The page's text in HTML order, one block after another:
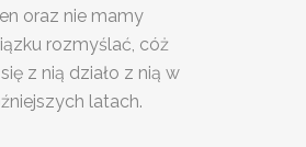
oraz nie mamy
rozmyślać, cóż
z nią działo z nią w
latach.